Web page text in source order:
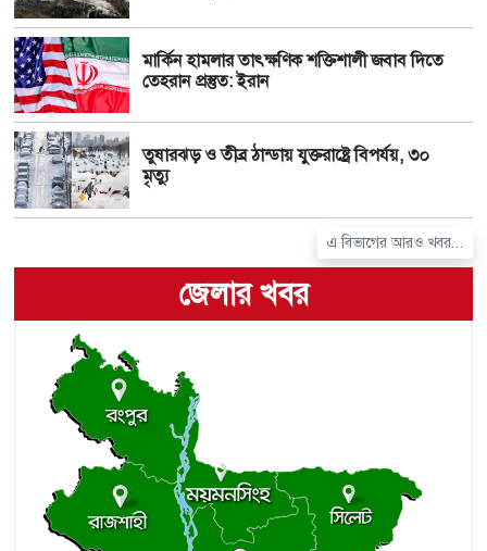
মার্কিন হামলার তাৎক্ষণিক শক্তিশালী জবাব দিতে
তেহরান প্রস্তুত: ইরান
তুষারঝড় ও তীব্র ঠান্ডায় যুক্তরাষ্ট্রে বিপর্যয়, ৩০
মৃত্যু
এ বিভাগের আরও খবর...
জেলার খবর